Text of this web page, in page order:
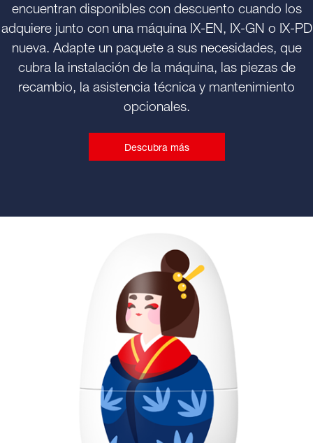
encuentran disponibles con descuento cuando los
adquiere junto con una máquina IX-EN, IX-GN o IX-PD
nueva. Adapte un paquete a sus necesidades, que
cubra la instalación de la máquina, las piezas de
recambio, la asistencia técnica y mantenimiento
opcionales.
Descubra más